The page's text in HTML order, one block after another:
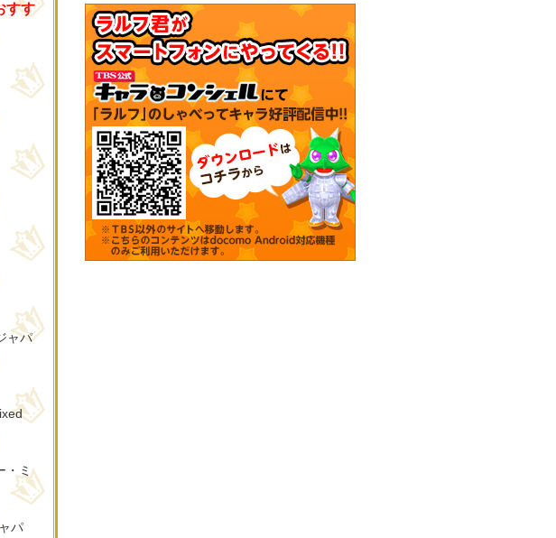
すす
ャパ
・ミ
パ